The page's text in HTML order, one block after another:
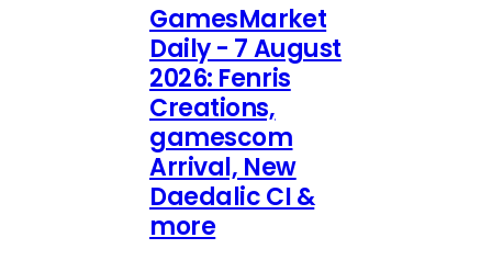
GamesMarket
Daily - 7 August
2026: Fenris
Creations,
gamescom
Arrival, New
Daedalic CI &
more